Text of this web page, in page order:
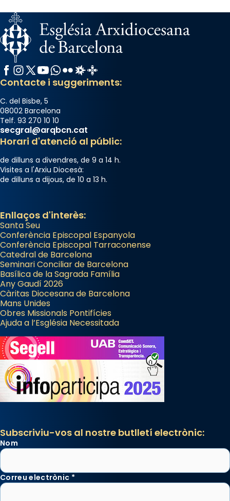
el món cristià, després de Roma i terra
Santa.
«A Raïms de Sant Jaume, raïms aigualits;
raïms de setembre te'n llepes els dits»,
segons una dita popular.
Photo
View on Facebook
Facebook
Instagram
X / Twitter
YouTube
WhatsApp
FlickrRadio Estel
Catalunya Cristiana
Contacte i suggeriments:
C. del Bisbe, 5
08002 Barcelona
Telf. 93 270 10 10
secgral@arqbcn.cat
Horari d'atenció al públic:
de dilluns a divendres, de 9 a 14 h.
Visites a l'Arxiu Diocesà:
de dilluns a dijous, de 10 a 13 h.
Enllaços d'interès:
Santa Seu
Conferència Episcopal Espanyola
Conferència Episcopal Tarraconense
Catedral de Barcelona
Seminari Conciliar de Barcelona
Basílica de la Sagrada Família
Any Gaudí 2026
Càritas Diocesana de Barcelona
Mans Unides
Obres Missionals Pontifícies
Ajuda a l’Església Necessitada
Subscriviu-vos al nostre butlletí electrònic:
Nom
Correu electrònic *